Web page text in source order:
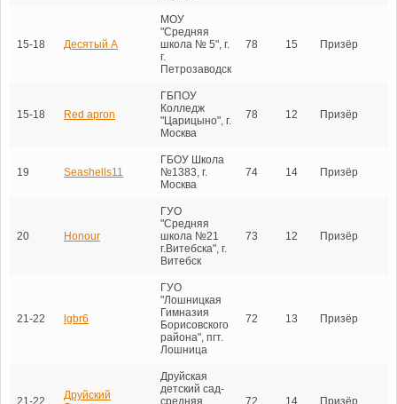
15-18 Десятый А
МОУ
"Средняя
школа № 5", г.
г.
Петрозаводск
78 15 Призёр
15-18 Red apron
ГБПОУ
Колледж
"Царицыно", г.
Москва
78 12 Призёр
19 Seashells11
ГБОУ Школа
№1383, г.
Москва
74 14 Призёр
20 Honour
ГУО
"Средняя
школа №21
г.Витебска", г.
Витебск
73 12 Призёр
21-22 lgbr6
ГУО
"Лошницкая
Гимназия
Борисовского
района", пгт.
Лошница
72 13 Призёр
21-22
Друйский
Друйская
детский сад-
средняя
72 14 Призёр